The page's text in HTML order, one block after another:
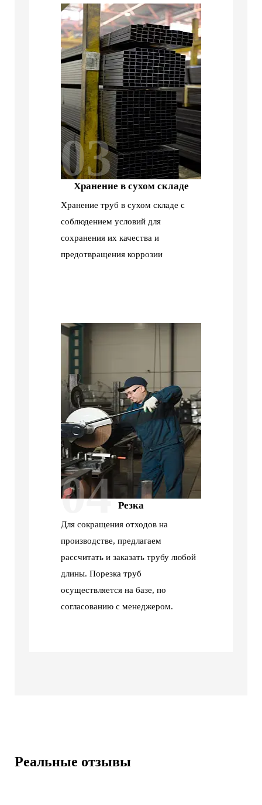
03
Хранение в сухом складе
Хранение труб в сухом складе с
соблюдением условий для
сохранения их качества и
предотвращения коррозии
04 Резка
Для сокращения отходов на
производстве, предлагаем
рассчитать и заказать трубу любой
длины. Порезка труб
осуществляется на базе, по
согласованию с менеджером.
Реальные отзывы